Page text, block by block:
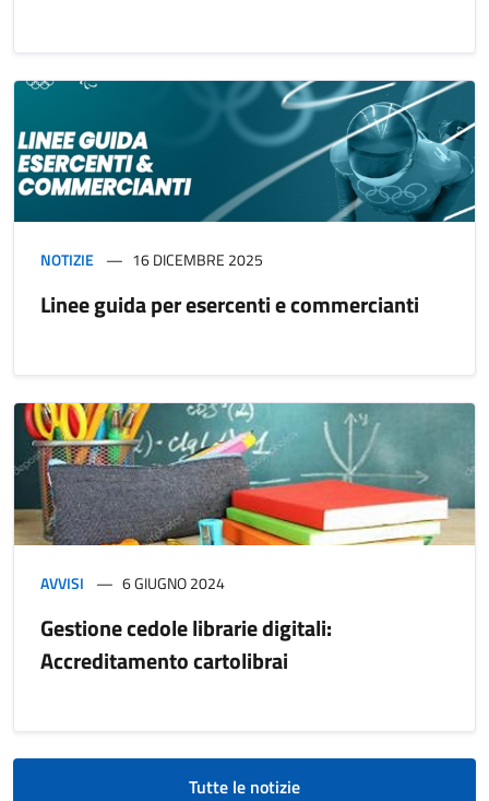
NOTIZIE 16 DICEMBRE 2025
Linee guida per esercenti e commercianti
AVVISI 6 GIUGNO 2024
Gestione cedole librarie digitali:
Accreditamento cartolibrai
Tutte le notizie